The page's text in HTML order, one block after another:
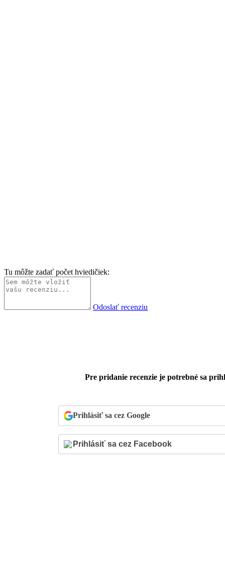
Tu môžte zadať počet hviedičiek:
Odoslať recenziu
Pre pridanie recenzie je potrebné sa
Prihlásiť sa cez Google